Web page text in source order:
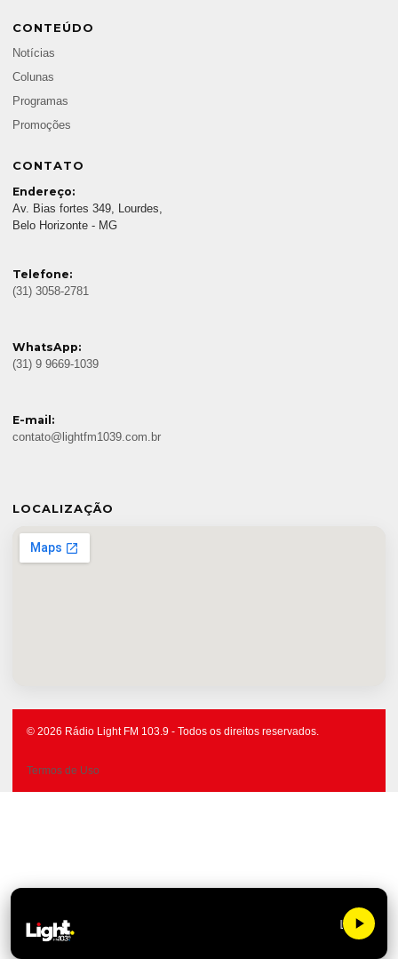
CONTEÚDO
Notícias
Colunas
Programas
Promoções
CONTATO
Endereço:
Av. Bias fortes 349, Lourdes,
Belo Horizonte - MG
Telefone:
(31) 3058-2781
WhatsApp:
(31) 9 9669-1039
E-mail:
contato@lightfm1039.com.br
LOCALIZAÇÃO
© 2026 Rádio Light FM 103.9 - Todos os direitos reservados.
Termos de Uso
Light FM